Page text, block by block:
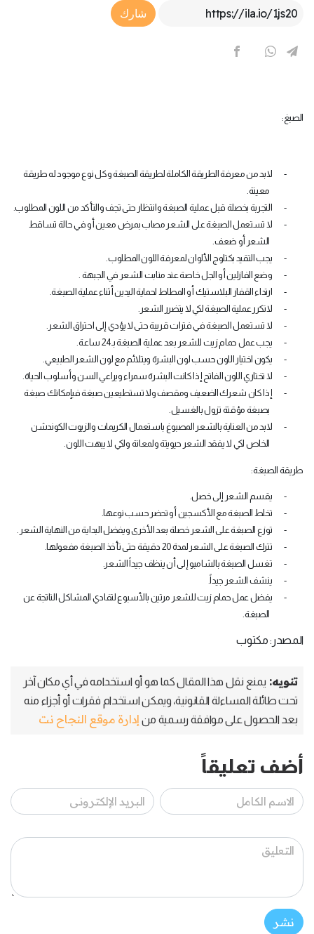
Article Link
شارك
الصبغ:
-
لابد من معرفة الطريقة الكاملة لطريقة الصبغة وكل نوع موجود له طريقة
معينة.
-
التجربة بخصلة قبل عملية الصبغة وانتظار حتى تجف والتأكد من اللون المطلوب.
-
لا تستعمل الصبغة على الشعر مصاب بمرض معين أو في حالة تساقط
الشعر أو ضعف.
-
يجب التقيد بكتلوج الألوان لمعرفة اللون المطلوب.
-
وضع الفازلين أو الجل خاصة عند منابت الشعر في الجبهة .
-
ارتداء القفاز البلاستيك أو المطاط لحماية اليدين أثناء عملية الصبغة.
-
لاتكرر عملية الصبغة لكي لا يتضرر الشعر.
-
لا تستعمل الصبغة في فترات قريبة حتى لا يؤدي إلى احتراق الشعر.
-
يجب عمل حمام زيت للشعر بعد عملية الصبغة بـ24 ساعة.
-
يكون اختيار اللون حسب لون البشرة ويتلائم مع لون الشعر الطبيعي.
-
لا تختاري اللون الفاتح إذا كانت البشرة سمراء ويراعي السن وأسلوب الحياة.
-
إذا كان شعرك الضعيف ومقصف ولا تستطيعين صبغة فبإمكانك صبغة
بصبغة مؤقتة تزول بالغسيل.
-
لابد من العناية بالشعر المصبوغ باستعمال الكريمات والزيوت الكوندشن
الخاص لكي لا يفقد الشعر حيويتة ولمعانة ولكي لا يبهت اللون.
طريقة الصبغة:
-
يقسم الشعر إلى خصل.
-
تخلط الصبغة مع الأكسجين أو تحضر حسب نوعها.
-
توزع الصبغة على الشعر خصلة بعد الأخرى ويفضل البداية من النهاية الشعر .
-
تترك الصبغة على الشعر لمدة 20 دقيقة حتى تأخذ الصبغة مفعولها.
-
تغسل الصبغة بالشامبو إلى أن ينظف جيداً الشعر.
-
ينشف الشعر جيداً.
-
يفضل عمل حمام زيت للشعر مرتين بالأسبوع لتفادي المشاكل الناتجة عن
الصبغة.
المصدر: مكتوب
تنويه: يمنع نقل هذا المقال كما هو أو استخدامه في أي مكان آخر
تحت طائلة المساءلة القانونية، ويمكن استخدام فقرات أو أجزاء منه
بعد الحصول على موافقة رسمية من إدارة موقع النجاح نت
أضف تعليقاً
نشر